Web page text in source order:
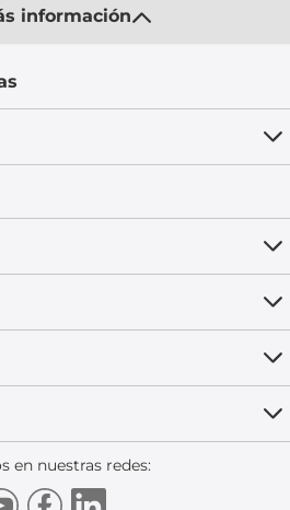
información
en nuestras redes: